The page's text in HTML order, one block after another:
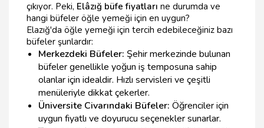
çıkıyor. Peki, Elâzığ büfe fiyatları ne durumda ve
hangi büfeler öğle yemeği için en uygun?
Elazığ'da öğle yemeği için tercih edebileceğiniz bazı
büfeler şunlardır:
Merkezdeki Büfeler: Şehir merkezinde bulunan
büfeler genellikle yoğun iş temposuna sahip
olanlar için idealdir. Hızlı servisleri ve çeşitli
menüleriyle dikkat çekerler.
Üniversite Civarındaki Büfeler: Öğrenciler için
uygun fiyatlı ve doyurucu seçenekler sunarlar.